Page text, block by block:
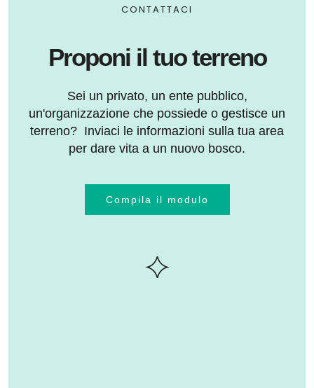
CONTATTACI
Proponi il tuo terreno
Sei un privato, un ente pubblico,
un'organizzazione che possiede o gestisce un
terreno? Inviaci le informazioni sulla tua area
per dare vita a un nuovo bosco.
Compila il modulo